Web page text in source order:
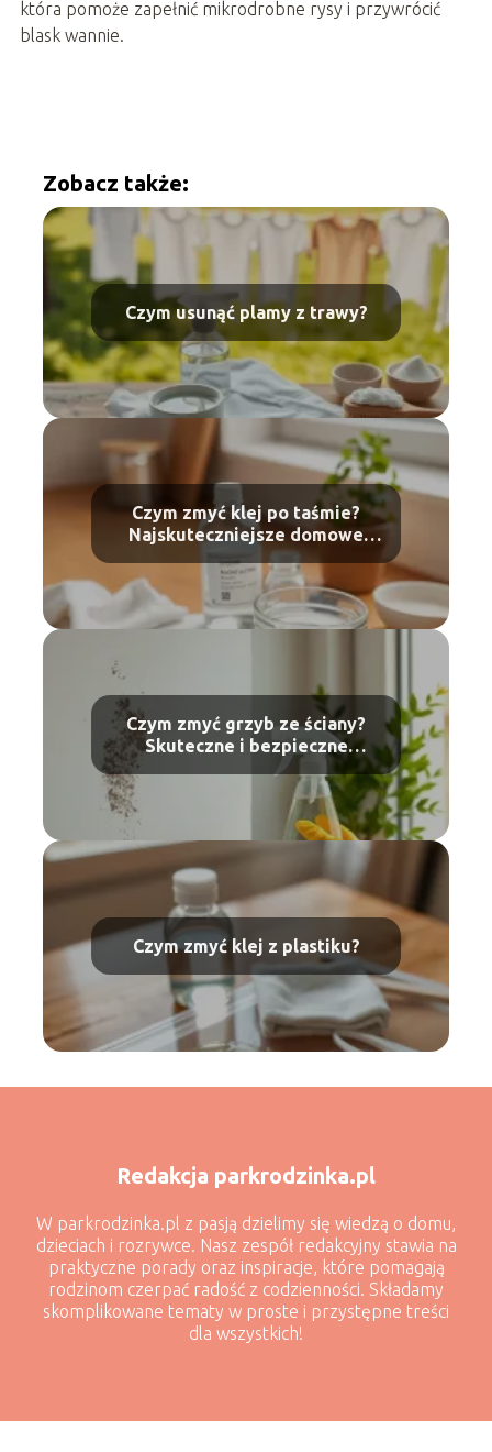
która pomoże zapełnić mikrodrobne rysy i przywrócić
blask wannie.
Zobacz także:
Czym usunąć plamy z trawy?
Czym zmyć klej po taśmie?
Najskuteczniejsze domowe
sposoby
Czym zmyć grzyb ze ściany?
Skuteczne i bezpieczne
Czym zmyć klej z plastiku?
Redakcja parkrodzinka.pl
W parkrodzinka.pl z pasją dzielimy się wiedzą o domu,
dzieciach i rozrywce. Nasz zespół redakcyjny stawia na
praktyczne porady oraz inspiracje, które pomagają
rodzinom czerpać radość z codzienności. Składamy
skomplikowane tematy w proste i przystępne treści
dla wszystkich!